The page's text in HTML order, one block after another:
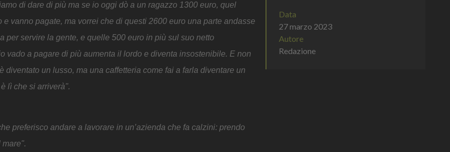
di dare di più ma se io oggi dò a un ragazzo 1300 euro, quel
vanno pagate, ma vorrei che di questi 2600 euro una parte andasse
per servire la gente, e quelle 500 euro in più sul suo netto
vado a pagare di più aumenta il lordo e diventa insostenibile. E non
un lusso, ma una caffetteria come fai a farla diventare un
lì che si arriverà".
preferisco andare a lavorare in un’azienda che fa calzini: prendo
mare".
Data
27 marzo 2023
Autore
Redazione